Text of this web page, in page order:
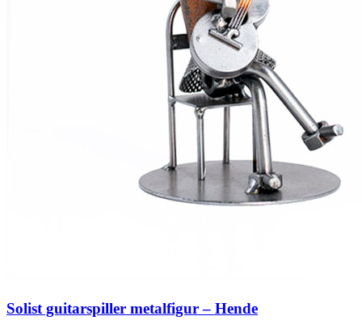
Solist guitarspiller metalfigur – Hende